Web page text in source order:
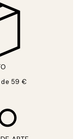
59 €